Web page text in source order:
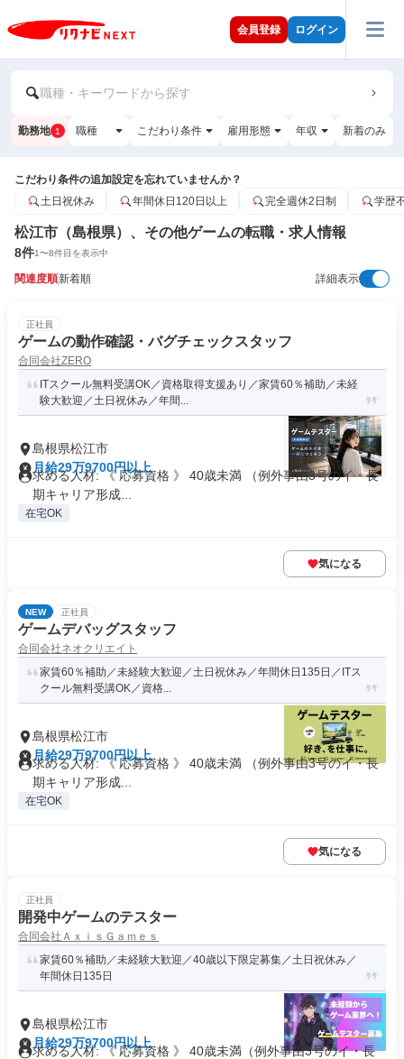
会員登録 ログイン
職種・キーワードから探す
勤務地 1 職種 こだわり条件 雇用形態 年収 新着のみ
こだわり条件の追加設定を忘れていませんか？
土日祝休み
年間休日120日以上 完全週休2日制 学歴
松江市（島根県）、その他ゲームの転職・求人情報
8件1〜8件目を表示中
関連度順新着順 詳細表示
正社員
ゲームの動作確認・バグチェックスタッフ
合同会社ZERO
ITスクール無料受講OK／資格取得支援あり／家賃60％補助／未経
験大歓迎／土日祝休み／年間...
島根県松江市
月給29万9700円以上
求める人材: 《 応募資格 》 40歳未満 （例外事由3号のイ・長
期キャリア形成...
在宅OK
気になる
NEW 正社員
ゲームデバッグスタッフ
合同会社ネオクリエイト
家賃60％補助／未経験大歓迎／土日祝休み／年間休日135日／ITス
クール無料受講OK／資格...
島根県松江市
月給29万9700円以上
求める人材: 《 応募資格 》 40歳未満 （例外事由3号のイ・長
期キャリア形成...
在宅OK
気になる
正社員
開発中ゲームのテスター
合同会社ＡｘｉｓＧａｍｅｓ
家賃60％補助／未経験大歓迎／40歳以下限定募集／土日祝休み／
年間休日135日
島根県松江市
月給29万9700円以上
求める人材: 《 応募資格 》 40歳未満（例外事由3号のイ・長